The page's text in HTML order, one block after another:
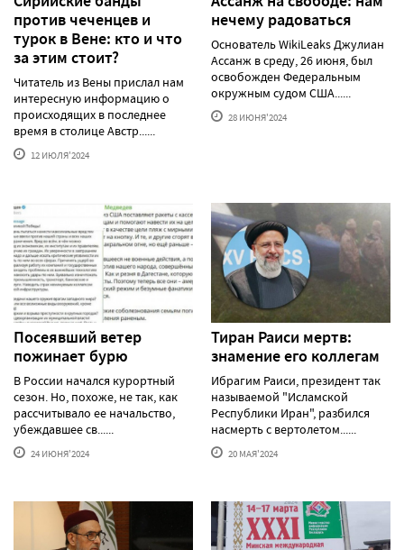
против чеченцев и
турок в Вене: кто и что
за этим стоит?
Читатель из Вены прислал нам
интересную информацию о
происходящих в последнее
время в столице Австр......
12 ИЮЛЯ'2024
нечему радоваться
Основатель WikiLeaks Джулиан
Ассанж в среду, 26 июня, был
освобожден Федеральным
окружным судом США......
28 ИЮНЯ'2024
Посеявший ветер
пожинает бурю
В России начался курортный
сезон. Но, похоже, не так, как
рассчитывало ее начальство,
убеждавшее св......
24 ИЮНЯ'2024
Тиран Раиси мертв:
знамение его коллегам
Ибрагим Раиси, президент так
называемой "Исламской
Республики Иран", разбился
насмерть с вертолетом......
20 МАЯ'2024